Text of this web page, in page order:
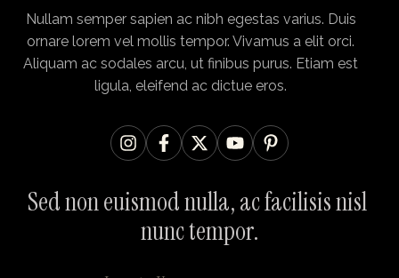
Nullam semper sapien ac nibh egestas varius. Duis
ornare lorem vel mollis tempor. Vivamus a elit orci.
Aliquam ac sodales arcu, ut finibus purus. Etiam est
ligula, eleifend ac dictue eros.
Sed non euismod nulla, ac facilisis nisl
nunc tempor.